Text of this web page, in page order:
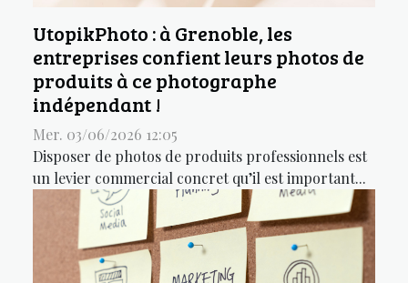
UtopikPhoto : à Grenoble, les
entreprises confient leurs photos de
produits à ce photographe
indépendant !
Mer. 03/06/2026 12:05
Disposer de photos de produits professionnels est
un levier commercial concret qu’il est important...